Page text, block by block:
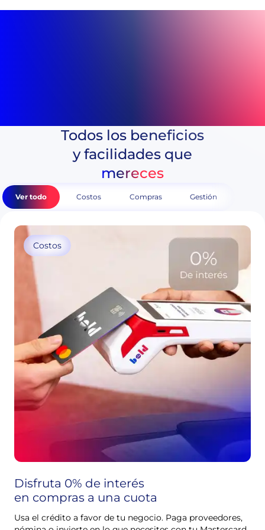
virtual y física
sin costo cuando no la usas
lista para usar de inmediato
aprobada según ventas o historial
sin intereses a una cuota
virtual y física
sin costo cuando no la usas
lista para usar de inmediato
Todos los beneficios
y facilidades que
mereces
Ver todo Costos Compras Gestión
Costos
Disfruta 0% de interés
en compras a una cuota
Usa el crédito a favor de tu negocio. Paga proveedores,